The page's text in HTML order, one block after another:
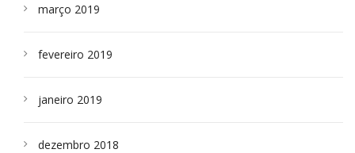
março 2019
fevereiro 2019
janeiro 2019
dezembro 2018